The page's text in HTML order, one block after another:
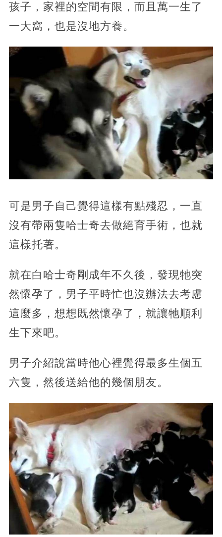
孩子，家裡的空間有限，而且萬一生了
一大窩，也是沒地方養。
可是男子自己覺得這樣有點殘忍，一直
沒有帶兩隻哈士奇去做絕育手術，也就
這樣托著。
就在白哈士奇剛成年不久後，發現牠突
然懷孕了，男子平時忙也沒辦法去考慮
這麼多，想想既然懷孕了，就讓牠順利
生下來吧。
男子介紹說當時他心裡覺得最多生個五
六隻，然後送給他的幾個朋友。